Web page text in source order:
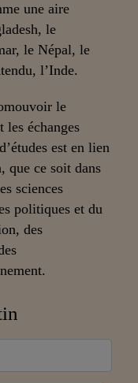
une aire
le
le Népal, le
l’Inde.
le
les échanges
est en lien
que ce soit dans
sciences
politiques et du
des